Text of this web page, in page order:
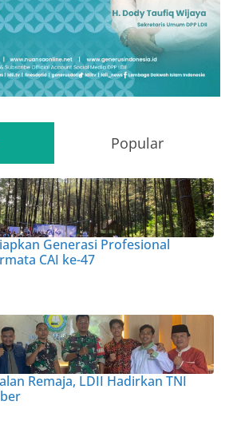
Popular
Generasi Profesional
CAI ke-47
Remaja, LDII Hadirkan TNI